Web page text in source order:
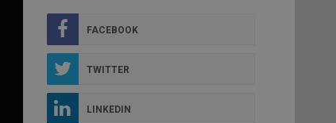
FACEBOOK
TWITTER
LINKEDIN